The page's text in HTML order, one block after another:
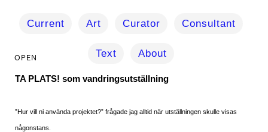
Current Art Curator Consultant
Text About
TA PLATS! som vandringsutställning
”Hur vill ni använda projektet?” frågade jag alltid när utställningen skulle visas
någonstans.